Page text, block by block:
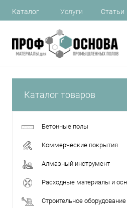
Каталог Услуги Статьи
Каталог товаров
Бетонные полы
Коммерческие покрытия
Алмазный инструмент
Расходные материалы и
Строительное оборудование